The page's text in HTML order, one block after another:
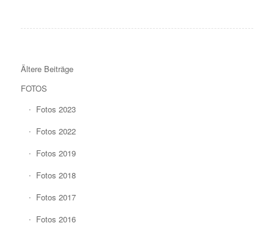
Ältere Beiträge
FOTOS
Fotos 2023
Fotos 2022
Fotos 2019
Fotos 2018
Fotos 2017
Fotos 2016